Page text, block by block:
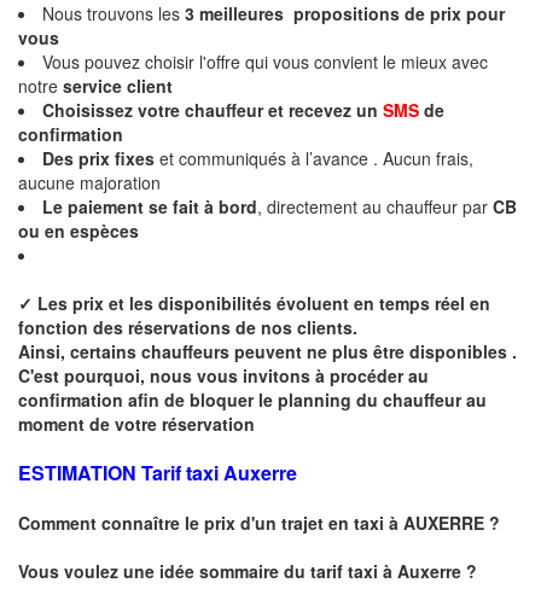
Nous trouvons les 3 meilleures propositions de prix pour
vous
Vous pouvez choisir l'offre qui vous convient le mieux avec
notre service client
Choisissez votre chauffeur et recevez un SMS de
confirmation
Des prix fixes et communiqués à l’avance . Aucun frais,
aucune majoration
Le paiement se fait à bord, directement au chauffeur par CB
ou en espèces
✓ Les prix et les disponibilités évoluent en temps réel en
fonction des réservations de nos clients.
Ainsi, certains chauffeurs peuvent ne plus être disponibles .
C'est pourquoi, nous vous invitons à procéder au
confirmation afin de bloquer le planning du chauffeur au
moment de votre réservation
ESTIMATION Tarif taxi Auxerre
Comment connaître le prix d'un trajet en taxi à AUXERRE ?
Vous voulez une idée sommaire du tarif taxi à Auxerre ?